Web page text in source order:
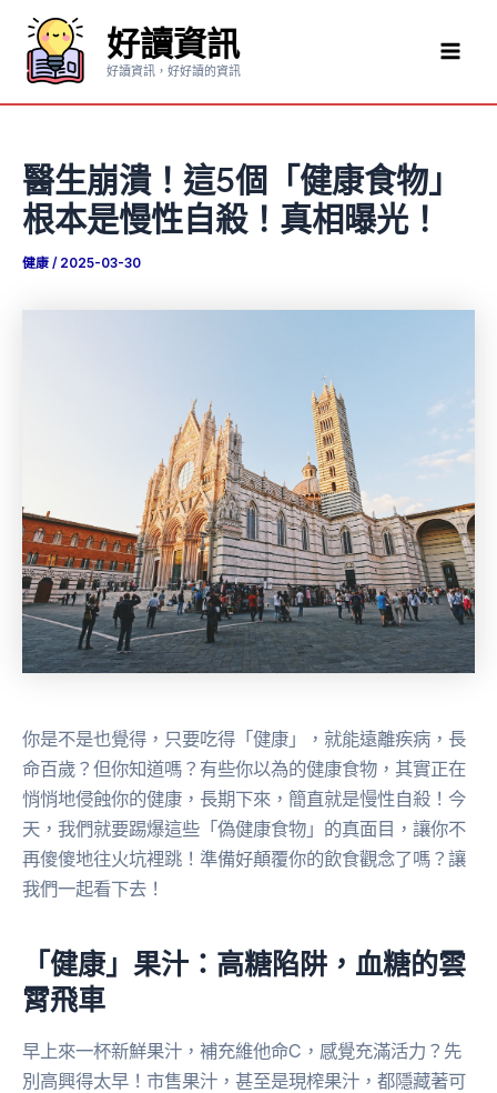
要
好讀資訊
好讀資訊，好好讀的資訊
醫生崩潰！這5個「健康食物」
根本是慢性自殺！真相曝光！
健康 / 2025-03-30
你是不是也覺得，只要吃得「健康」，就能遠離疾病，長
命百歲？但你知道嗎？有些你以為的健康食物，其實正在
悄悄地侵蝕你的健康，長期下來，簡直就是慢性自殺！今
天，我們就要踢爆這些「偽健康食物」的真面目，讓你不
再傻傻地往火坑裡跳！準備好顛覆你的飲食觀念了嗎？讓
我們一起看下去！
「健康」果汁：高糖陷阱，血糖的雲
霄飛車
早上來一杯新鮮果汁，補充維他命C，感覺充滿活力？先
別高興得太早！市售果汁，甚至是現榨果汁，都隱藏著可